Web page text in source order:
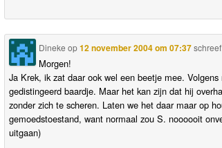
Dineke op12 november 2004 om 07:37
Morgen!
Ja Krek, ik zat daar ook wel een beetje mee.
gedistingeerd baardje. Maar het kan zijn dat hij
zonder zich te scheren. Laten we het daar maar op
gemoedstoestand, want normaal zou S. noooooit
uitgaan)